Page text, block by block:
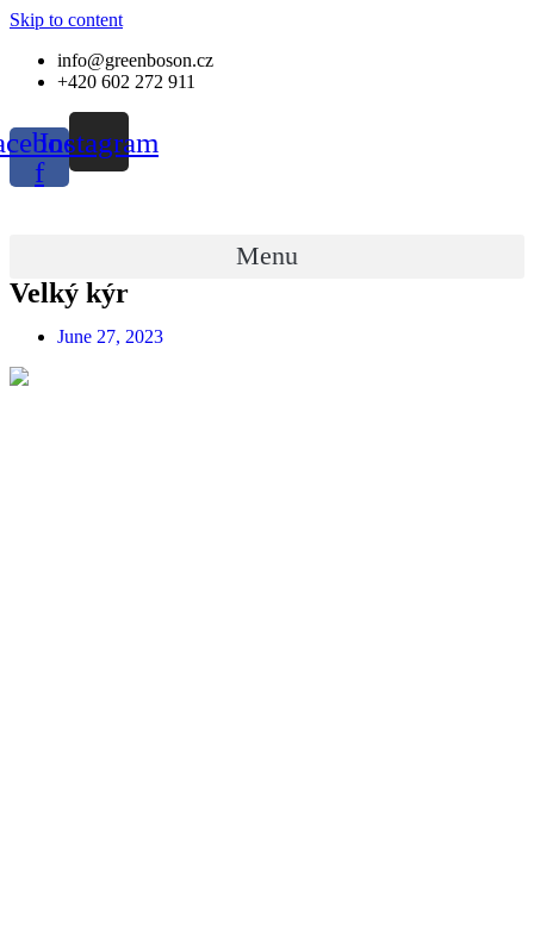
Skip to content
info@greenboson.cz
+420 602 272 911
f
Instagram
Menu
Velký kýr
June 27, 2023